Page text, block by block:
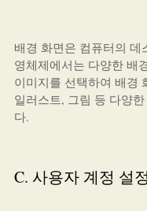
배경 화면은 컴퓨터의
영체제에서는 다양한 배
이미지를 선택하여 배경
일러스트, 그림 등 다양
다.
C. 사용자 계정 설정